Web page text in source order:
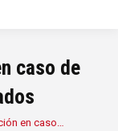
caso de
en caso…